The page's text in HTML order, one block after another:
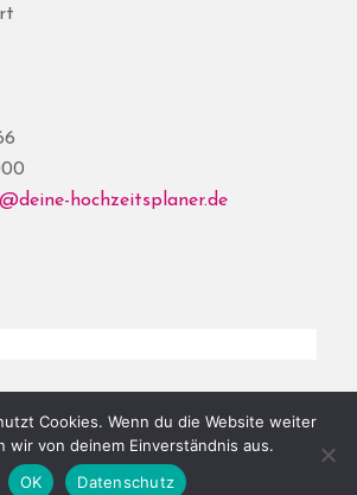
hochzeitsplaner.de
| Website byShore|Impressum|
Cookies. Wenn du die Website weiter
wir von deinem Einverständnis aus.
OK
Datenschutz